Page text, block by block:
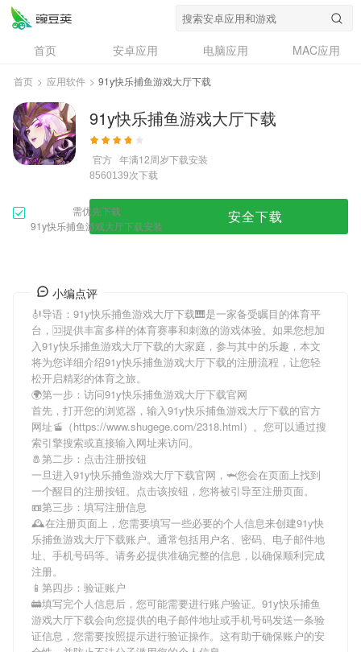
首页 安卓应用 电脑应用
MAC应用
资讯
专题 设计奖
问答
首页 > 应用软件 > 91y快乐捕鱼游戏大厅下载
91y快乐捕鱼游戏大厅下载
官方 年满12周岁下载安装
8560139次下载
需优先下载
91y快乐捕鱼游戏大厅下载安装
安全下载
小编点评
🎻导语： 91y快乐捕鱼游戏大厅下载🎹是一家备受瞩目的体育平
台，🈁提供丰富多样的体育赛事和刺激的游戏体验。如果您想加
入91y快乐捕鱼游戏大厅下载的大家庭，参与其中的乐趣，本文
将为您详细介绍91y快乐捕鱼游戏大厅下载的注册流程，让您轻
松开启精彩的体育之旅。
🌍第一步：访问91y快乐捕鱼游戏大厅下载官网
首先，打开您的浏览器，输入91y快乐捕鱼游戏大厅下载的官方
网址🚡（https://www.shugege.com/2318.html）。您可以通过搜
索引擎搜索或直接输入网址来访问。
🧂第二步：点击注册按钮
一旦进入91y快乐捕鱼游戏大厅下载官网，🦈您会在页面上找到
一个醒目的注册按钮。点击该按钮，您将被引导至注册页面。
📼第三步：填写注册信息
🕰在注册页面上，您需要填写一些必要的个人信息来创建91y快
乐捕鱼游戏大厅下载账户。通常包括用户名、密码、电子邮件地
址、手机号码等。请务必提供准确完整的信息，以确保顺利完成
注册。
📱第四步：验证账户
🚋填写完个人信息后，您可能需要进行账户验证。 91y快乐捕鱼
游戏大厅下载会向您提供的电子邮件地址或手机号码发送一条验
证信息，您需要按照提示进行验证操作。这有助于确保账户的安